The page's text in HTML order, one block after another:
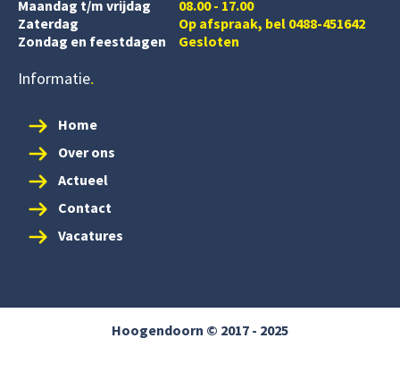
Maandag t/m vrijdag
08.00 - 17.00
Zaterdag
Op afspraak, bel 0488-451642
Zondag en feestdagen
Gesloten
Informatie
Home
Over ons
Actueel
Contact
Vacatures
Hoogendoorn © 2017 - 2025